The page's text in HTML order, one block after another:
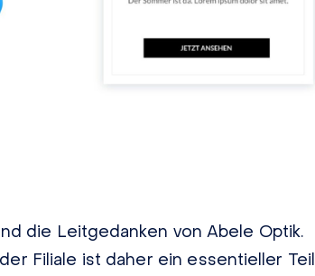
die Leitgedanken von Abele Optik.
Filiale ist daher ein essentieller Teil